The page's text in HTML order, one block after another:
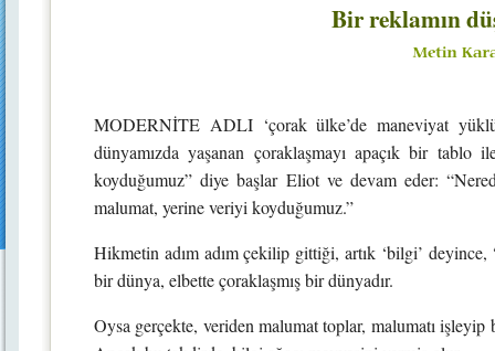
Bir reklamın
MODERNİTE ADLI ‘çorak ülke’de maneviyat
dünyamızda yaşanan çoraklaşmayı apaçık bir
koyduğumuz” diye başlar Eliot ve devam eder:
malumat, yerine veriyi koyduğumuz.”
Hikmetin adım adım çekilip gittiği, artık ‘bilgi’
bir dünya, elbette çoraklaşmış bir dünyadır.
Oysa gerçekte, veriden malumat toplar, malumatı